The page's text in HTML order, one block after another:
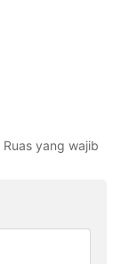
Ruas yang wajib